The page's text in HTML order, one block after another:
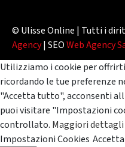
© Ulisse Online | Tutti i
Agency| SEOWeb Agency
Utilizziamo i cookie per
ricordando le tue preferenze
"Accetta tutto", acconsenti
puoi visitare "Impostazioni
controllato. Maggiori dettagli
Impostazioni Cookies